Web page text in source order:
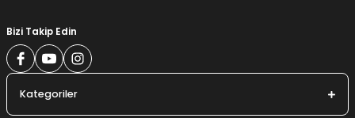
Bizi Takip Edin
Kategoriler